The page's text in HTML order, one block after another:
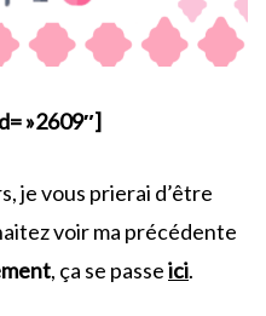
»2609″]
je vous prierai d’être
voir ma précédente
, ça se passeici.